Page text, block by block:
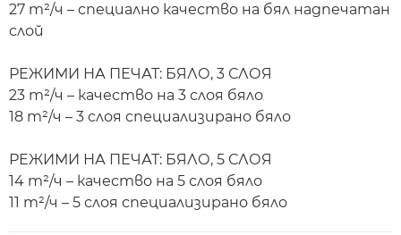
27 m²/ч – специално качество на бял надпечатан
слой
РЕЖИМИ НА ПЕЧАТ: БЯЛО, 3 СЛОЯ
23 m²/ч – качество на 3 слоя бяло
18 m²/ч – 3 слоя специализирано бяло
РЕЖИМИ НА ПЕЧАТ: БЯЛО, 5 СЛОЯ
14 m²/ч – качество на 5 слоя бяло
11 m²/ч – 5 слоя специализирано бяло